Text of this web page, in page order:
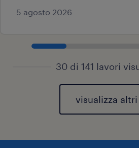
5 agosto 2026
30 di 141 lavori
visualizza